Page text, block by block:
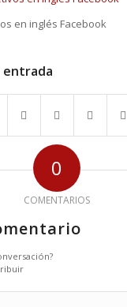
en inglés Facebook
entrada
0
COMENTARIOS